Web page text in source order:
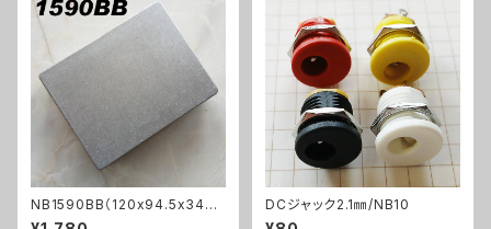
NB1590BB（120x94.5x34ｍ
ｍ）アルミダイキャストケース
DCジャック2.1㎜/NB10